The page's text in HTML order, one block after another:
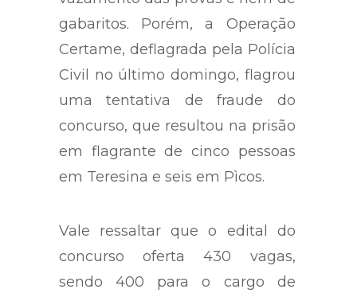
gabaritos. Porém, a Operação
Certame, deflagrada pela Polícia
Civil no último domingo, flagrou
uma tentativa de fraude do
concurso, que resultou na prisão
em flagrante de cinco pessoas
em Teresina e seis em Pìcos.
Vale ressaltar que o edital do
concurso oferta 430 vagas,
sendo 400 para o cargo de